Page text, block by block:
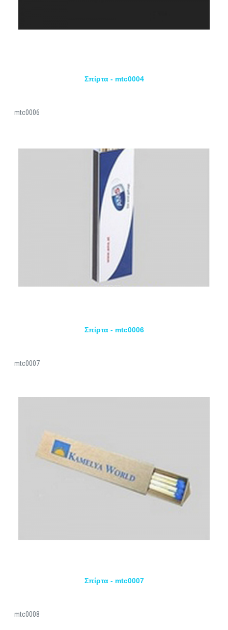
Σπίρτα - mtc0004
mtc0006
Σπίρτα - mtc0006
mtc0007
Σπίρτα - mtc0007
mtc0008